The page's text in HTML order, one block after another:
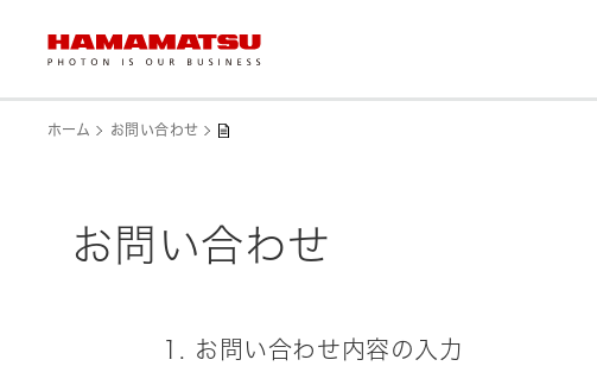
ホーム お問い合わせ
お問い合わせ
1. お問い合わせ内容の入力